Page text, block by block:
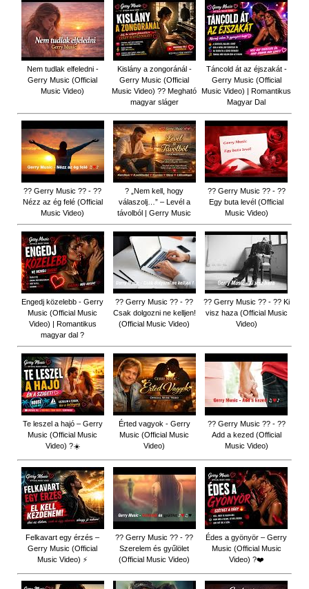
Nem tudlak elfeledni -
Gerry Music (Official
Music Video)
Kislány a zongoránál -
Gerry Music (Official
Music Video) ?? Megható
magyar sláger
Táncold át az éjszakát -
Gerry Music (Official
Music Video) | Romantikus
Magyar Dal
?? Gerry Music ?? - ??
Nézz az ég felé (Official
Music Video)
? „Nem kell, hogy
válaszolj…” – Levél a
távolból | Gerry Music
?? Gerry Music ?? - ??
Egy buta levél (Official
Music Video)
Engedj közelebb - Gerry
Music (Official Music
Video) | Romantikus
magyar dal ?
?? Gerry Music ?? - ??
Csak dolgozni ne kelljen!
(Official Music Video)
?? Gerry Music ?? - ?? Ki
visz haza (Official Music
Video)
Te leszel a hajó – Gerry
Music (Official Music
Video) ?☀️
Érted vagyok - Gerry
Music (Official Music
Video)
?? Gerry Music ?? - ??
Add a kezed (Official
Music Video)
Felkavart egy érzés –
Gerry Music (Official
Music Video) ⚡
?? Gerry Music ?? - ??
Szerelem és gyűlölet
(Official Music Video)
Édes a gyönyör – Gerry
Music (Official Music
Video) ?❤️